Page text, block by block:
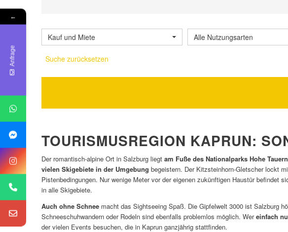
Kauf und Miete Alle Nutzungsarten
Suche zurücksetzen
TOURISMUSREGION KAPRUN:
Der romantisch-alpine Ort in Salzburg liegt am Fuße des Nationalparks Hohe Tauern
vielen Skigebiete in der Umgebung begeistern. Der Kitzsteinhorn-Gletscher lockt
Pistenbedingungen. Nur wenige Meter vor der eigenen zukünftigen Haustür
in alle Skigebiete.
Auch ohne Schneemacht das Sightseeing Spaß. Die Gipfelwelt 3000 ist Salzburg
Schneeschuhwandern oder Rodeln sind ebenfalls problemlos möglich. Wereinfach
der vielen Events besuchen, die in Kaprun ganzjährig stattfinden.
←
Anfrage